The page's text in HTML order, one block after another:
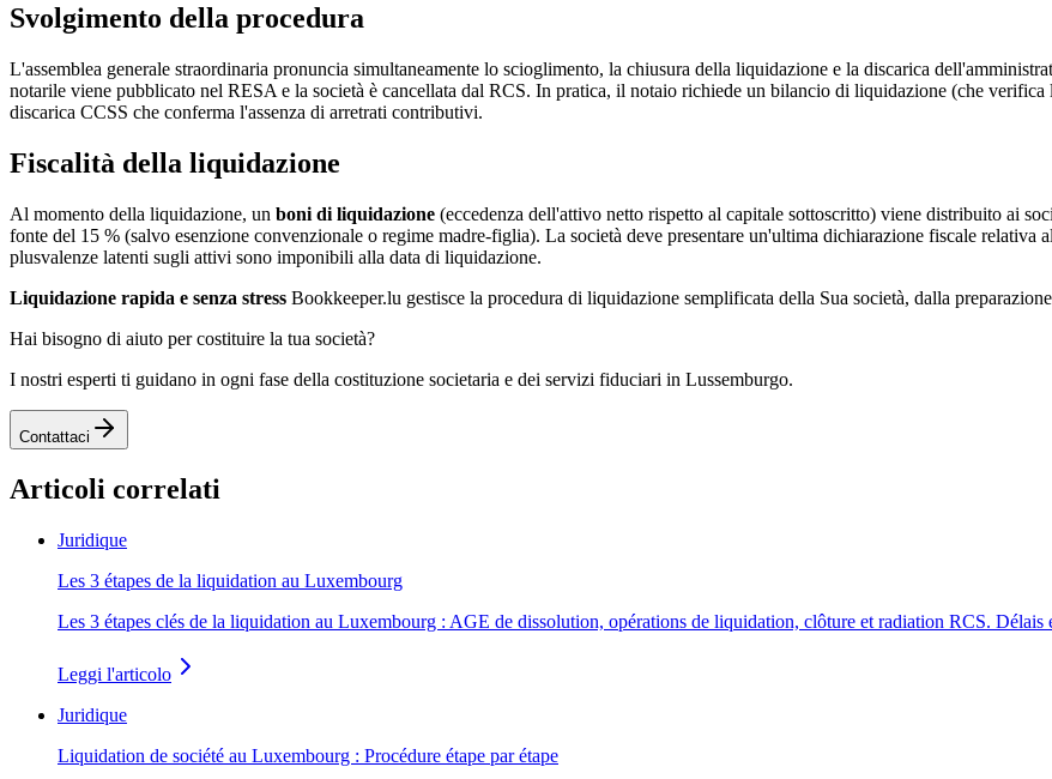
Svolgimento della procedura
L'assemblea generale straordinaria pronuncia simultaneamente lo scioglimento, la chiusura della liquidazione e la discarica
notarile viene pubblicato nel RESA e la società è cancellata dal RCS. In pratica, il notaio richiede un bilancio di liquidazione (che
discarica CCSS che conferma l'assenza di arretrati contributivi.
Fiscalità della liquidazione
Al momento della liquidazione, un boni di liquidazione (eccedenza dell'attivo netto rispetto al capitale sottoscritto) viene distribuito ai
fonte del 15 % (salvo esenzione convenzionale o regime madre-figlia). La società deve presentare un'ultima dichiarazione fiscale relativa
plusvalenze latenti sugli attivi sono imponibili alla data di liquidazione.
Liquidazione rapida e senza stress Bookkeeper.lu gestisce la procedura di liquidazione semplificata della Sua società, dalla
Hai bisogno di aiuto per costituire la tua società?
I nostri esperti ti guidano in ogni fase della costituzione societaria e dei servizi fiduciari in Lussemburgo.
Contattaci
Articoli correlati
Juridique
Les 3 étapes de la liquidation au Luxembourg
Les 3 étapes clés de la liquidation au Luxembourg : AGE de dissolution, opérations de liquidation, clôture et radiation RCS. Délais
Leggi l'articolo
Juridique
Liquidation de société au Luxembourg : Procédure étape par étape